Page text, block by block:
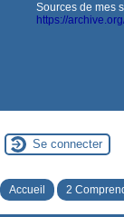
Sources de mes
https://
Se connecter
Accueil 2